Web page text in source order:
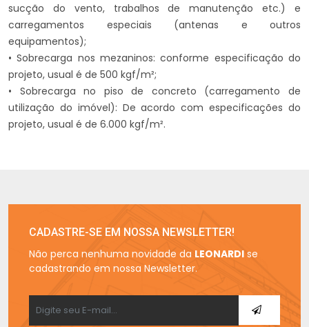
sucção do vento, trabalhos de manutenção etc.) e
carregamentos especiais (antenas e outros
equipamentos);
• Sobrecarga nos mezaninos: conforme especificação do
projeto, usual é de 500 kgf/m²;
• Sobrecarga no piso de concreto (carregamento de
utilização do imóvel): De acordo com especificações do
projeto, usual é de 6.000 kgf/m².
CADASTRE-SE EM NOSSA NEWSLETTER!
Não perca nenhuma novidade da LEONARDI se
cadastrando em nossa Newsletter.